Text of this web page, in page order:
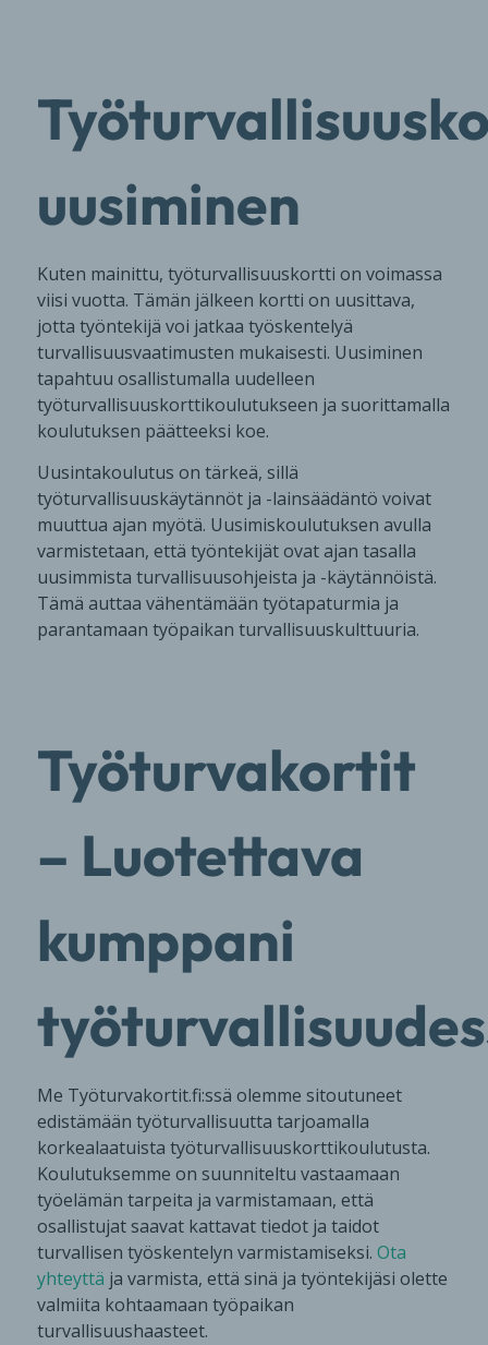
uusiminen
Kuten mainittu, työturvallisuuskortti on voimassa
viisi vuotta. Tämän jälkeen kortti on uusittava,
jotta työntekijä voi jatkaa työskentelyä
turvallisuusvaatimusten mukaisesti. Uusiminen
tapahtuu osallistumalla uudelleen
työturvallisuuskorttikoulutukseen ja suorittamalla
koulutuksen päätteeksi koe.
Uusintakoulutus on tärkeä, sillä
työturvallisuuskäytännöt ja -lainsäädäntö voivat
muuttua ajan myötä. Uusimiskoulutuksen avulla
varmistetaan, että työntekijät ovat ajan tasalla
uusimmista turvallisuusohjeista ja -käytännöistä.
Tämä auttaa vähentämään työtapaturmia ja
parantamaan työpaikan turvallisuuskulttuuria.
Työturvakortit
– Luotettava
kumppani
Me Työturvakortit.fi:ssä olemme sitoutuneet
edistämään työturvallisuutta tarjoamalla
korkealaatuista työturvallisuuskorttikoulutusta.
Koulutuksemme on suunniteltu vastaamaan
työelämän tarpeita ja varmistamaan, että
osallistujat saavat kattavat tiedot ja taidot
turvallisen työskentelyn varmistamiseksi. Ota
yhteyttä ja varmista, että sinä ja työntekijäsi olette
valmiita kohtaamaan työpaikan
turvallisuushaasteet.